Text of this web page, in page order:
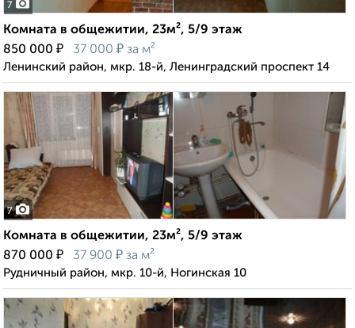
7
Комната в общежитии, 23м², 5/9 этаж
850 000 ₽ 37 000 ₽ за м²
Ленинский район, мкр. 18-й, Ленинградский проспект 14
7
Комната в общежитии, 23м², 5/9 этаж
870 000 ₽ 37 900 ₽ за м²
Рудничный район, мкр. 10-й, Ногинская 10